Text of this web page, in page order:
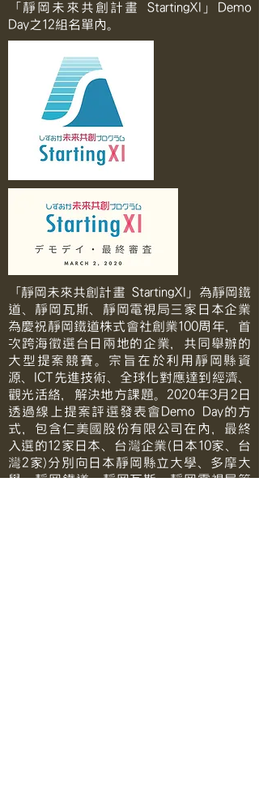
「靜岡未來共創計畫 StartingXI」Demo
Day之12組名單內。
「靜岡未來共創計畫 StartingXI」為靜岡鐵
道、靜岡瓦斯、靜岡電視局三家日本企業
為慶祝靜岡鐵道株式會社創業100周年，首
次跨海徵選台日兩地的企業，共同舉辦的
大型提案競賽。宗旨在於利用靜岡縣資
源、ICT先進技術、全球化對應達到經濟、
觀光活絡，解決地方課題。2020年3月2日
透過線上提案評選發表會Demo Day的方
式，包含仁美國股份有限公司在內，最終
入選的12家日本、台灣企業(日本10家、台
灣2家)分別向日本靜岡縣立大學、多摩大
學、靜岡鐵道、靜岡瓦斯、靜岡電視局等